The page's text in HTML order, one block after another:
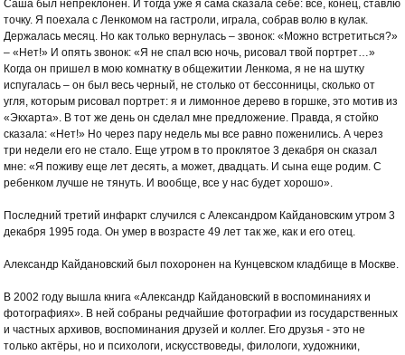
Саша был непреклонен. И тогда уже я сама сказала себе: все, конец, ставлю
точку. Я поехала с Ленкомом на гастроли, играла, собрав волю в кулак.
Держалась месяц. Но как только вернулась – звонок: «Можно встретиться?»
– «Нет!» И опять звонок: «Я не спал всю ночь, рисовал твой портрет…»
Когда он пришел в мою комнатку в общежитии Ленкома, я не на шутку
испугалась – он был весь черный, не столько от бессонницы, сколько от
угля, которым рисовал портрет: я и лимонное дерево в горшке, это мотив из
«Экхарта». В тот же день он сделал мне предложение. Правда, я стойко
сказала: «Нет!» Но через пару недель мы все равно поженились. А через
три недели его не стало. Еще утром в то проклятое 3 декабря он сказал
мне: «Я поживу еще лет десять, а может, двадцать. И сына еще родим. С
ребенком лучше не тянуть. И вообще, все у нас будет хорошо».
Последний третий инфаркт случился с Александром Кайдановским утром 3
декабря 1995 года. Он умер в возрасте 49 лет так же, как и его отец.
Александр Кайдановский был похоронен на Кунцевском кладбище в Москве.
В 2002 году вышла книга «Александр Кайдановский в воспоминаниях и
фотографиях». В ней собраны редчайшие фотографии из государственных
и частных архивов, воспоминания друзей и коллег. Его друзья - это не
только актёры, но и психологи, искусствоведы, филологи, художники,